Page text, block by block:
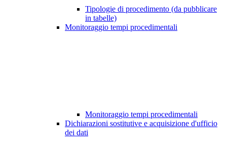
Tipologie di procedimento (da pubblicare
in tabelle)
Monitoraggio tempi procedimentali
Monitoraggio tempi procedimentali
Dichiarazioni sostitutive e acquisizione d'ufficio
dei dati